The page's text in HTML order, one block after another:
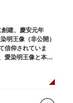
建、慶安元年
明王像（非公開）
信仰されていま
愛染明王像と本堂